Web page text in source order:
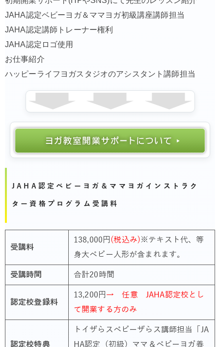
JAHA認定ベビーヨガ＆ママヨガ初級講座講師担当
JAHA認定講師トレーナー権利
JAHA認定ロゴ使用
お仕事紹介
ハッピーライフヨガスタジオのアシスタント講師担当
JAHA認定ベビーヨガ＆ママヨガインストラク
ター資格プログラム受講料
受講料
138,000円 (税込み)※テキスト代、等
身大ベビー人形が含まれます。
受講時間 合計20時間
認定校登録料
13,200円 → 任意 JAHA認定校とし
て開業する方のみ
認定校特典
トイザらスベビーザらス講師担当「JA
HA認定（初級）ママ＆ベビーヨガ養